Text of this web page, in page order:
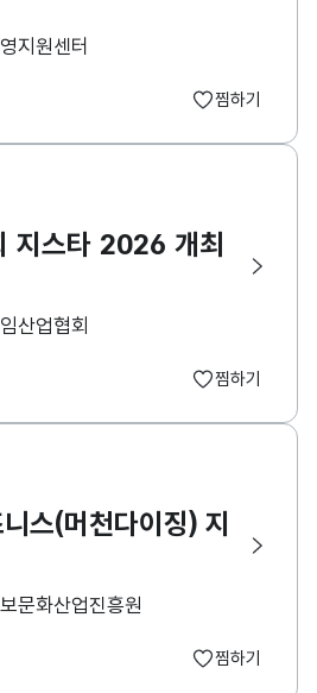
지원센터
찜하기
지스타 2026 개최
산업협회
찜하기
스(머천다이징) 지
문화산업진흥원
찜하기